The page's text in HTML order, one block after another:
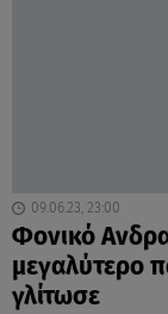
09.06.23, 23:00
Φονικό
μεγαλύτερο
γλίτωσε